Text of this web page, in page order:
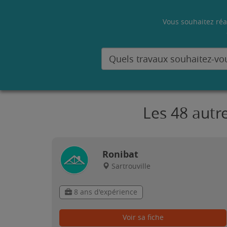
Vous souhaitez
Les 48
Ronibat
Sartrouville
8 ans d'expérience
Voir sa fiche